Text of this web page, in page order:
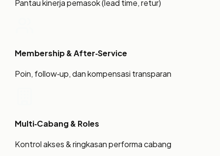
Pantau kinerja pemasok (lead time, retur)
Membership & After‑Service
Poin, follow‑up, dan kompensasi transparan
Multi‑Cabang & Roles
Kontrol akses & ringkasan performa cabang